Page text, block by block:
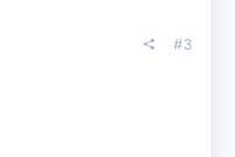
#3